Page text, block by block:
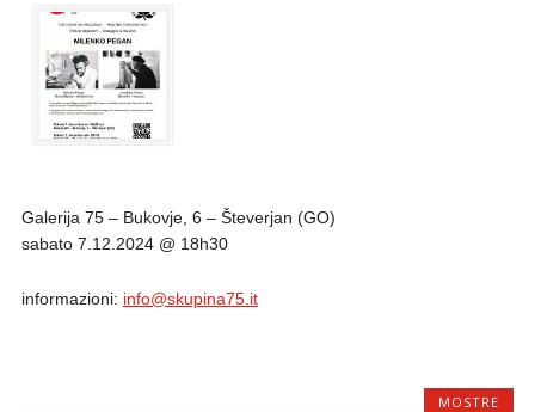
Galerija 75 – Bukovje, 6 – Števerjan (GO)
sabato 7.12.2024 @ 18h30
informazioni: info@skupina75.it
MOSTRE